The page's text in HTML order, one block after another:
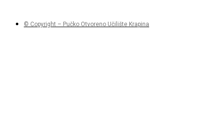
© Copyright – Pučko Otvoreno Učilište Krapina